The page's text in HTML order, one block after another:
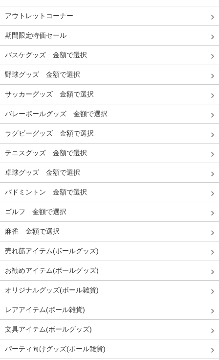
アウトレットコーナー
期間限定特価セール
バスケグッズ 金額で選択
野球グッズ 金額で選択
サッカーグッズ 金額で選択
バレーボールグッズ 金額で選択
ラグビーグッズ 金額で選択
テニスグッズ 金額で選択
卓球グッズ 金額で選択
バドミントン 金額で選択
ゴルフ 金額で選択
麻雀 金額で選択
売れ筋アイテム(ボールグッズ)
お勧めアイテム(ボールグッズ)
オリジナルグッズ(ボール雑貨)
レアアイテム(ボール雑貨)
文具アイテム(ボールグッズ)
パーティ向けグッズ(ボール雑貨)